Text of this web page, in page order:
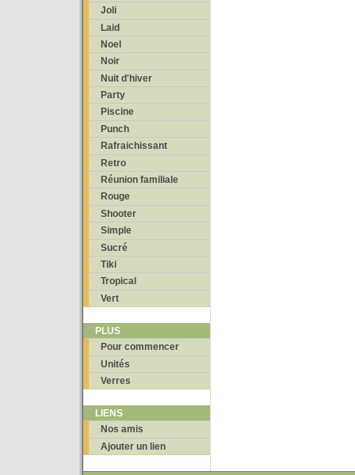
Joli
Laid
Noel
Noir
Nuit d'hiver
Party
Piscine
Punch
Rafraichissant
Retro
Réunion familiale
Rouge
Shooter
Simple
Sucré
Tiki
Tropical
Vert
PLUS
Pour commencer
Unités
Verres
LIENS
Nos amis
Ajouter un lien